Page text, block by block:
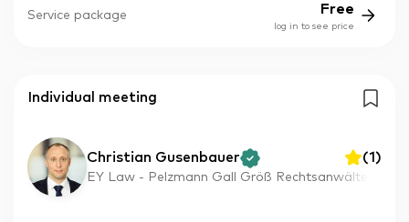
Service package Free
log in to see price
Individual meeting
Christian Gusenbauer (1)
EY Law - Pelzmann Gall Größ Rechtsanwälte